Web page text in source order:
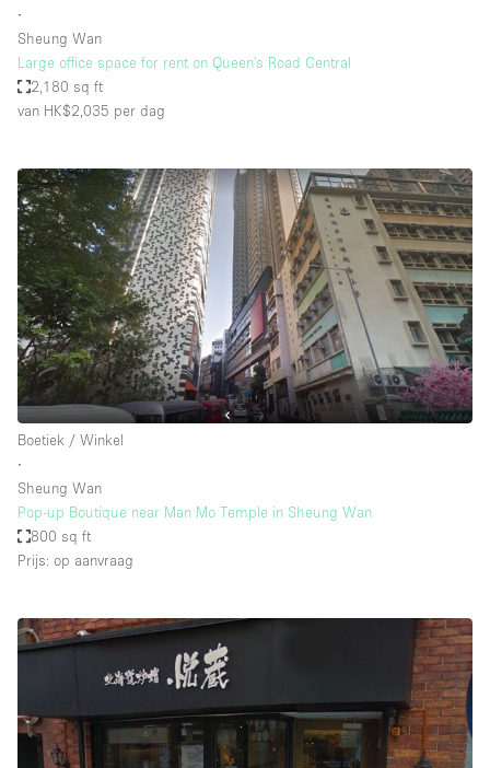
∙
Sheung Wan
Large office space for rent on Queen's Road Central
2,180 sq ft
van HK$2,035 per dag
Boetiek / Winkel
∙
Sheung Wan
Pop-up Boutique near Man Mo Temple in Sheung Wan
800 sq ft
Prijs: op aanvraag